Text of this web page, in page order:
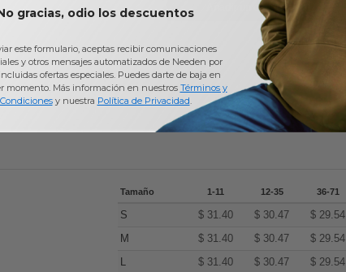
Añadir un comentario
Tamaño 1-11 12-35 36-71
S $ 31.40 $ 30.47 $ 29.54
M
$ 31.40 $ 30.47 $ 29.54
L
$ 31.40 $ 30.47 $ 29.54
gracias, odio los descuentos
este formulario, aceptas recibir comunicaciones
y otros mensajes automatizados de Needen por
ofertas especiales. Puedes darte de baja en
momento. Más información en nuestros Términos y
Condicionesy nuestra Política de Privacidad.